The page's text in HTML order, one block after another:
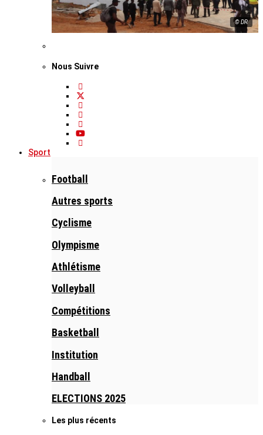
© DR
Nous Suivre
Sport
Football
Autres sports
Cyclisme
Olympisme
Athlétisme
Volleyball
Compétitions
Basketball
Institution
Handball
ELECTIONS 2025
Les plus récents